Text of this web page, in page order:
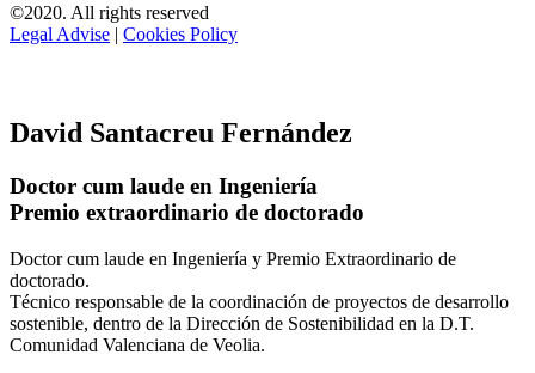
©2020. All rights reserved
Legal Advise | Cookies Policy
David Santacreu Fernández
Doctor cum laude en Ingeniería
Premio extraordinario de doctorado
Doctor cum laude en Ingeniería y Premio Extraordinario de
doctorado.
Técnico responsable de la coordinación de proyectos de desarrollo
sostenible, dentro de la Dirección de Sostenibilidad en la D.T.
Comunidad Valenciana de Veolia.